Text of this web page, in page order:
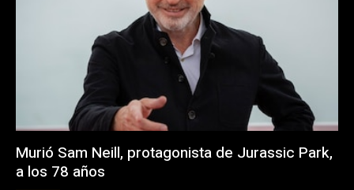
Murió Sam Neill, protagonista de Jurassic Park,
a los 78 años